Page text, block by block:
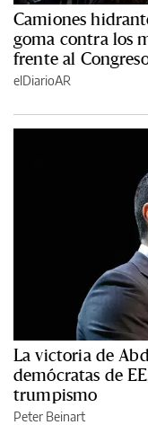
Camiones
goma contra los
frente al
elDiarioAR
La victoria de
demócratas de
trumpismo
Peter Beinart